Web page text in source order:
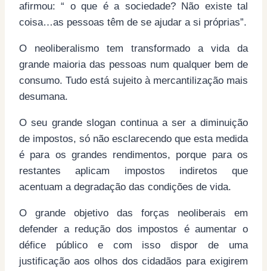
afirmou: “ o que é a sociedade? Não existe tal
coisa…as pessoas têm de se ajudar a si próprias”.
O neoliberalismo tem transformado a vida da
grande maioria das pessoas num qualquer bem de
consumo. Tudo está sujeito à mercantilização mais
desumana.
O seu grande slogan continua a ser a diminuição
de impostos, só não esclarecendo que esta medida
é para os grandes rendimentos, porque para os
restantes aplicam impostos indiretos que
acentuam a degradação das condições de vida.
O grande objetivo das forças neoliberais em
defender a redução dos impostos é aumentar o
défice público e com isso dispor de uma
justificação aos olhos dos cidadãos para exigirem